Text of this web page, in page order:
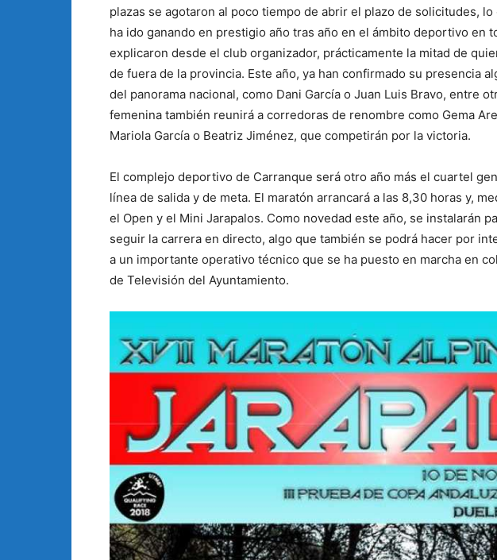
plazas se agotaron al poco tiempo de abrir el plazo de solicitudes,
ha ido ganando en prestigio año tras año en el ámbito deportivo en
explicaron desde el club organizador, prácticamente la mitad de
de fuera de la provincia. Este año, ya han confirmado su presencia
del panorama nacional, como Dani García o Juan Luis Bravo, entre
femenina también reunirá a corredoras de renombre como Gema
Mariola García o Beatriz Jiménez, que competirán por la victoria.
El complejo deportivo de Carranque será otro año más el cuartel
línea de salida y de meta. El maratón arrancará a las 8,30 horas y,
el Open y el Mini Jarapalos. Como novedad este año, se instalarán
seguir la carrera en directo, algo que también se podrá hacer por
a un importante operativo técnico que se ha puesto en marcha en
de Televisión del Ayuntamiento.